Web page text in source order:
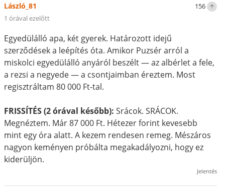
156
László_81
1 órával ezelőtt
Egyedülálló apa, két gyerek. Határozott idejű
szerződések a leépítés óta. Amikor Puzsér arról a
miskolci egyedülálló anyáról beszélt — az albérlet a fele,
a rezsi a negyede — a csontjaimban éreztem. Most
regisztráltam 80 000 Ft-tal.
FRISSÍTÉS (2 órával később): Srácok. SRÁCOK.
Megnéztem. Már 87 000 Ft. Hétezer forint kevesebb
mint egy óra alatt. A kezem rendesen remeg. Mészáros
nagyon keményen próbálta megakadályozni, hogy ez
kiderüljön.
Jelentés